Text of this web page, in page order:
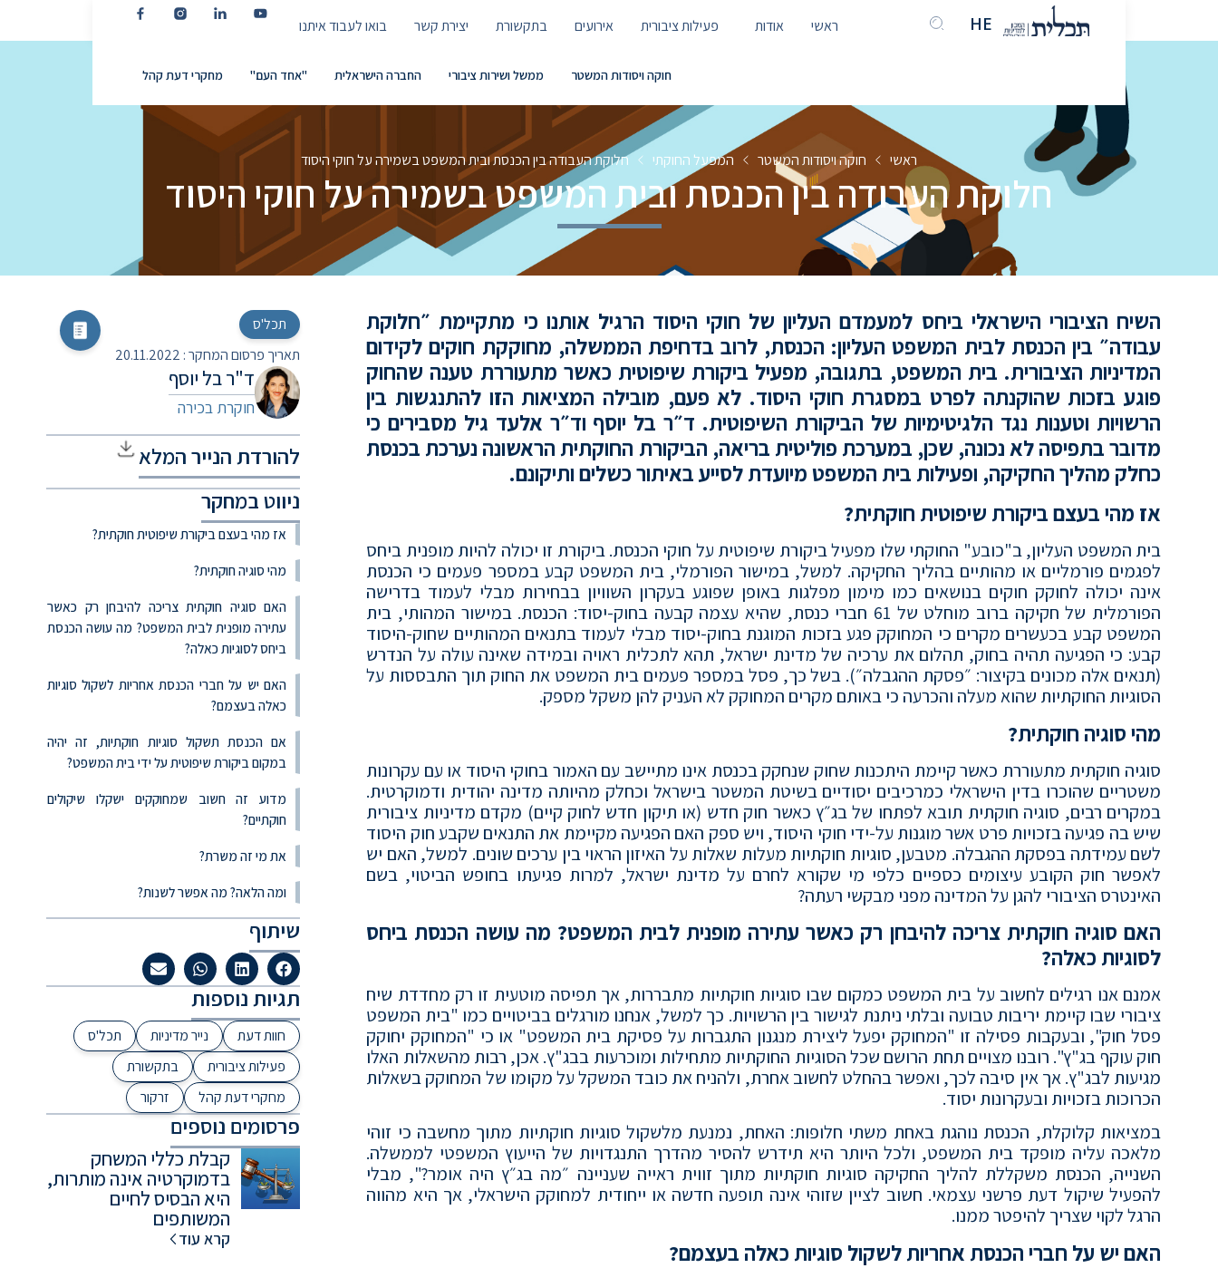
ראשי אודות פעילות ציבורית אירועים בתקשורת יצירת קשר בואו לעבוד איתנו HE
EN
חוקה ויסודות המשטר ממשל ושירות ציבורי החברה הישראלית "אחד העם" מחקרי דעת קהל
ראשי חוקה ויסודות המשטר המפעל החוקתי חלוקת העבודה בין הכנסת ובית המשפט בשמירה על חוקי היסוד
חלוקת העבודה בין הכנסת ובית המשפט בשמירה על חוקי היסוד
השיח הציבורי הישראלי ביחס למעמדם העליון של חוקי היסוד הרגיל אותנו כי מתקיימת ״חלוקת
עבודה״ בין הכנסת לבית המשפט העליון: הכנסת, לרוב בדחיפת הממשלה, מחוקקת חוקים לקידום
המדיניות הציבורית. בית המשפט, בתגובה, מפעיל ביקורת שיפוטית כאשר מתעוררת טענה שהחוק
פוגע בזכות שהוקנתה לפרט במסגרת חוקי היסוד. לא פעם, מובילה המציאות הזו להתנגשות בין
הרשויות וטענות נגד הלגיטימיות של הביקורת השיפוטית. ד״ר בל יוסף וד״ר אלעד גיל מסבירים כי
מדובר בתפיסה לא נכונה, שכן, במערכת פוליטית בריאה, הביקורת החוקתית הראשונה נערכת בכנסת
כחלק מהליך החקיקה, ופעילות ביתהמשפט מיועדת לסייע באיתור כשלים ותיקונם.
אז מהי בעצם ביקורת שיפוטית חוקתית?
בית המשפט העליון, ב"כובע" החוקתי שלו מפעיל ביקורת שיפוטית על חוקי הכנסת. ביקורת זו יכולה להיות מופנית ביחס
לפגמים פורמליים או מהותיים בהליך החקיקה. למשל, במישור הפורמלי, בית המשפט קבע במספר פעמים כי הכנסת
אינה יכולה לחוקק חוקים בנושאים כמו מימון מפלגות באופן שפוגע בעקרון השוויון בבחירות מבלי לעמוד בדרישה
הפורמלית של חקיקה ברוב מוחלט של 61 חברי כנסת, שהיא עצמה קבעה בחוק-יסוד: הכנסת. במישור המהותי, בית
המשפט קבע בכעשרים מקרים כי המחוקק פגע בזכות המוגנת בחוק-יסוד מבלי לעמוד בתנאים המהותיים שחוק-היסוד
קבע: כי הפגיעה תהיה בחוק, תהלום את ערכיה של מדינת ישראל, תהא לתכלית ראויה ובמידה שאינה עולה על הנדרש
(תנאים אלה מכונים בקיצור: ״פסקת ההגבלה״). בשל כך, פסל במספר פעמים בית המשפט את החוק תוך התבססות על
הסוגיות החוקתיות שהוא מעלה והכרעה כי באותם מקרים המחוקק לא העניק להן משקל מספק.
מהי סוגיה חוקתית?
סוגיה חוקתית מתעוררת כאשר קיימת היתכנות שחוק שנחקק בכנסת אינו מתיישב עם האמור בחוקי היסוד או עם עקרונות
משטריים שהוכרו בדין הישראלי כמרכיבים יסודיים בשיטת המשטר בישראל וכחלק מהיותה מדינה יהודית ודמוקרטית.
במקרים רבים, סוגיה חוקתית תובא לפתחו של בג״ץ כאשר חוק חדש (או תיקון חדש לחוק קיים) מקדם מדיניות ציבורית
שיש בה פגיעה בזכויות פרט אשר מוגנות על-ידי חוקי היסוד, ויש ספק האם הפגיעה מקיימת את התנאים שקבע חוק היסוד
לשם עמידתה בפסקת ההגבלה. מטבען, סוגיות חוקתיות מעלות שאלות על האיזון הראוי בין ערכים שונים. למשל, האם יש
לאפשר חוק הקובע עיצומים כספיים כלפי מי שקורא לחרם על מדינת ישראל, למרות פגיעתו בחופש הביטוי, בשם
האינטרס הציבורי להגן על המדינה מפני מבקשי רעתה?
האם סוגיה חוקתית צריכה להיבחן רק כאשר עתירה מופנית לבית המשפט? מה עושה הכנסת ביחס
לסוגיות כאלה?
אמנם אנו רגילים לחשוב על בית המשפט כמקום שבו סוגיות חוקתיות מתבררות, אך תפיסה מוטעית זו רק מחדדת שיח
ציבורי שבו קיימת יריבות טבועה ובלתי ניתנת לגישור בין הרשויות. כך למשל, אנחנו מורגלים בביטויים כמו "בית המשפט
פסל חוק", ובעקבות פסילה זו "המחוקק יפעל ליצירת מנגנון התגברות על פסיקת בית המשפט" או כי "המחוקק יחוקק
חוק עוקף בג"ץ". רובנו מצויים תחת הרושם שכל הסוגיות החוקתיות מתחילות ומוכרעות בבג"ץ. אכן, רבות מהשאלות האלו
מגיעות לבג"ץ. אך אין סיבה לכך, ואפשר בהחלט לחשוב אחרת, ולהניח את כובד המשקל על מקומו של המחוקק בשאלות
הכרוכות בזכויות ובעקרונות יסוד.
במציאות קלוקלת, הכנסת נוהגת באחת משתי חלופות: האחת, נמנעת מלשקול סוגיות חוקתיות מתוך מחשבה כי זוהי
מלאכה עליה מופקד בית המשפט, ולכל היותר היא תידרש להסיר מהדרך התנגדויות של הייעוץ המשפטי לממשלה.
השנייה, הכנסת משקללת להליך החקיקה סוגיות חוקתיות מתוך זווית ראייה שעניינה ״מה בג״ץ היה אומר?", מבלי
להפעיל שיקול דעת פרשני עצמאי. חשוב לציין שזוהי אינה תופעה חדשה או ייחודית למחוקק הישראלי, אך היא מהווה
הרגל לקוי שצריך להיפטר ממנו.
האם יש על חברי הכנסת אחריות לשקול סוגיות כאלה בעצמם?
תכל'ס
תאריך פרסום המחקר : 20.11.2022
ד"ר בל יוסף
חוקרת בכירה
להורדת הנייר המלא
ניווט במחקר
אז מהי בעצם ביקורת שיפוטית חוקתית?
מהי סוגיה חוקתית?
האם סוגיה חוקתית צריכה להיבחן רק כאשר
עתירה מופנית לבית המשפט? מה עושה הכנסת
ביחס לסוגיות כאלה?
האם יש על חברי הכנסת אחריות לשקול סוגיות
כאלה בעצמם?
אם הכנסת תשקול סוגיות חוקתיות, זה יהיה
במקום ביקורת שיפוטית על ידי בית המשפט?
מדוע זה חשוב שמחוקקים ישקלו שיקולים
חוקתיים?
את מי זה משרת?
ומה הלאה? מה אפשר לשנות?
שיתוף
תגיות נוספות
חוות דעת נייר מדיניות
תכל'ס
פעילות ציבורית
בתקשורת
מחקרי דעת קהל
זרקור
פרסומים נוספים
קבלת כללי המשחק
בדמוקרטיה אינה מותרות,
היא הבסיס לחיים
המשותפים
קרא עוד